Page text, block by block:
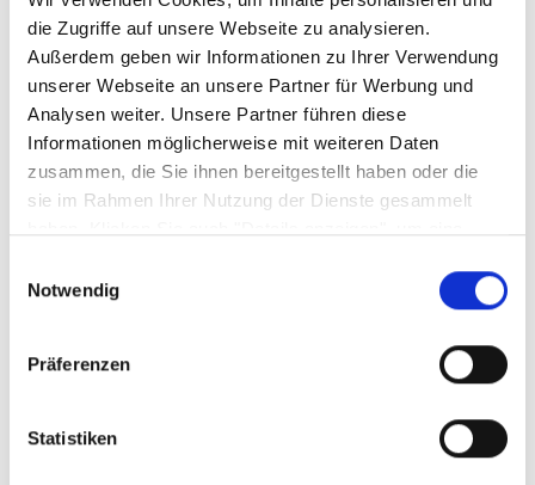
die Zugriffe auf unsere Webseite zu analysieren.
Außerdem geben wir Informationen zu Ihrer Verwendung
unserer Webseite an unsere Partner für Werbung und
Analysen weiter. Unsere Partner führen diese
Informationen möglicherweise mit weiteren Daten
zusammen, die Sie ihnen bereitgestellt haben oder die
sie im Rahmen Ihrer Nutzung der Dienste gesammelt
Information dazu und die Möglichkeit, Ihre Auswahl im
Notwendig
Präferenzen
Statistiken
Farbe
Sonstige
Serie
Material
Sicherheitshinweise GPSR